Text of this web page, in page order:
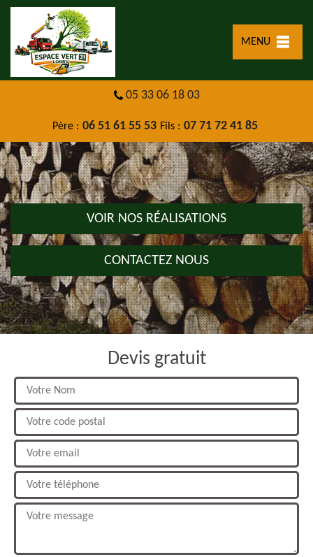
MENU
05 33 06 18 03
Père : 06 51 61 55 53 Fils : 07 71 72 41 85
VOIR NOS RÉALISATIONS
CONTACTEZ NOUS
Devis gratuit